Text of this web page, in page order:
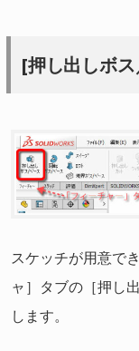
[押し出しボ
スケッチが用意で
ャ］タブの［押し
します。